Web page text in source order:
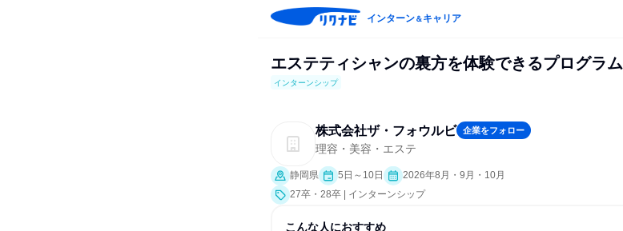
インターン＆キャリア
エステティシャンの裏方を体験できるプログラム
インターンシップ
株式会社ザ・フォウルビ 企業をフォロー
理容・美容・エステ
静岡県 5日～10日
2026年8月・9月・10月
27卒・28卒 | インターンシップ
こんな人におすすめ